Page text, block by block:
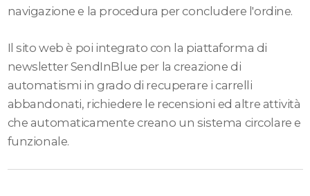
navigazione e la procedura per concludere l'ordine.
Il sito web è poi integrato con la piattaforma di
newsletter SendInBlue per la creazione di
automatismi in grado di recuperare i carrelli
abbandonati, richiedere le recensioni ed altre attività
che automaticamente creano un sistema circolare e
funzionale.